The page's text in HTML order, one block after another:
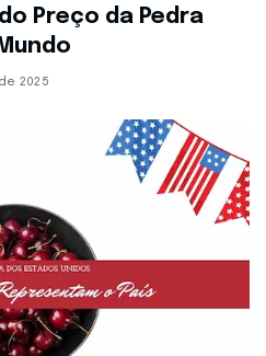
Preço da Pedra
2025